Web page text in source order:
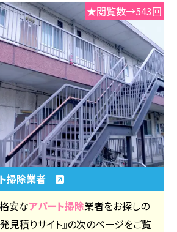
★閲覧数→543回
ト掃除業者
安なアパート掃除業者をお探しの
見積りサイト』の次のページをご覧